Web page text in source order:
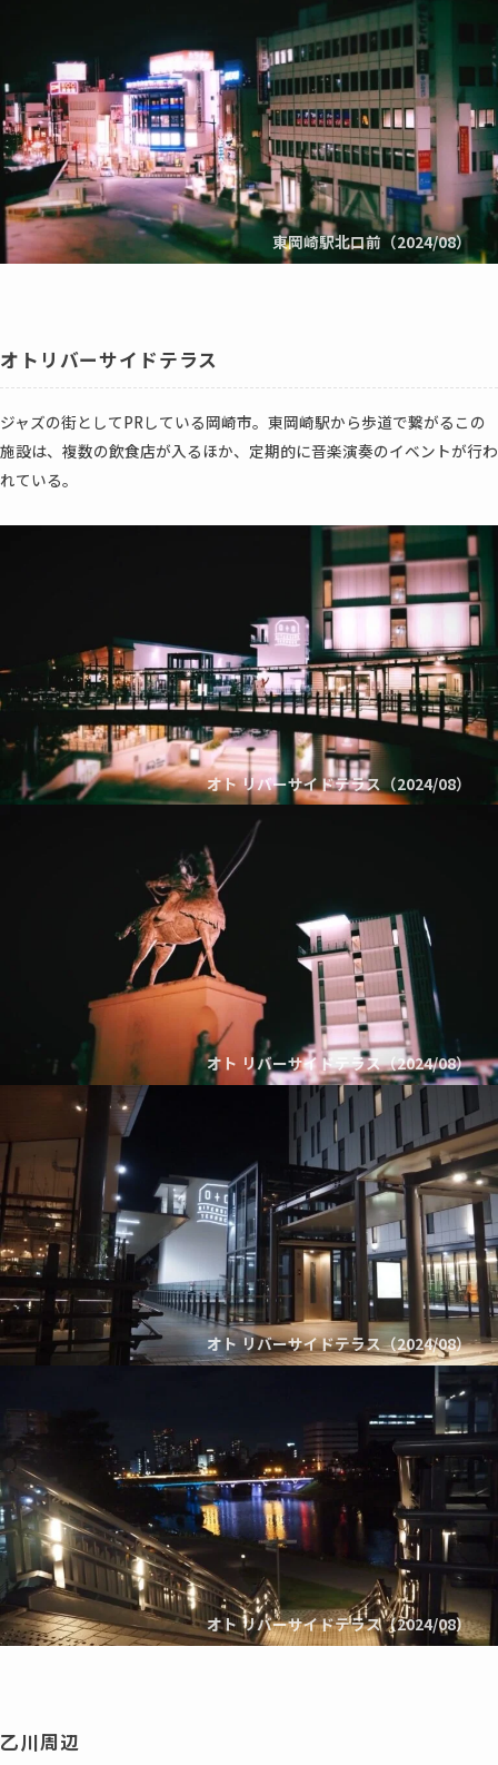
東岡崎駅北口前（2024/08）
オトリバーサイドテラス
ジャズの街としてPRしている岡崎市。東岡崎駅から歩道で繋がるこの
施設は、複数の飲食店が入るほか、定期的に音楽演奏のイベントが行わ
れている。
オト リバーサイドテラス（2024/08）
オト リバーサイドテラス（2024/08）
オト リバーサイドテラス（2024/08）
オト リバーサイドテラス（2024/08）
乙川周辺